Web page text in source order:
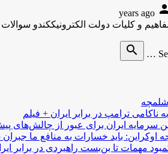
و کلیات دولت الکترونیککندو
search
شلمچه
ناکامی ترامپ در برابر ایران + فیلم
سرمایه ایران برای عبور از چالش‌های
اوکراین: باید خسارات به منافع ما
مهمات تا بن‌بست راهبردی در برابر